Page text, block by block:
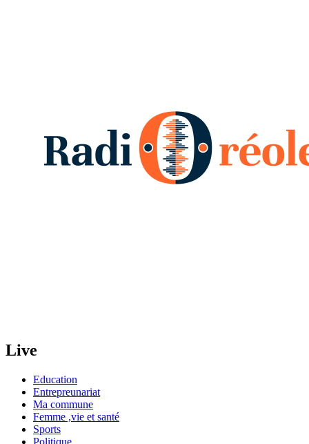
Live
Education
Entrepreunariat
Ma commune
Femme ,vie et santé
Sports
Politique